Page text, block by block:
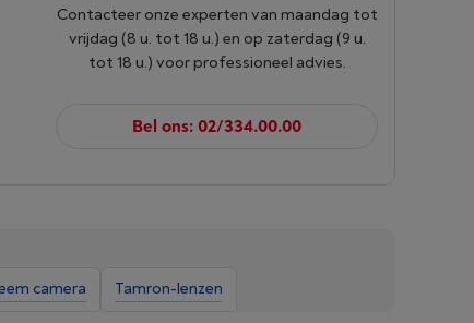
Contacteer onze experten van maandag tot
vrijdag (8 u. tot 18 u.) en op zaterdag (9 u.
tot 18 u.) voor professioneel advies.
Bel ons: 02/334.00.00
camera Tamron-lenzen